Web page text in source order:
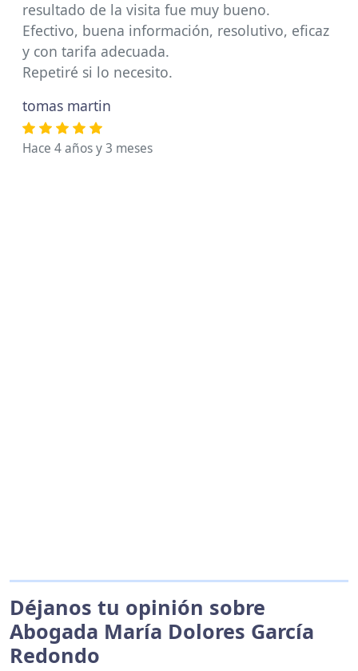
resultado de la visita fue muy bueno.
Efectivo, buena información, resolutivo, eficaz
y con tarifa adecuada.
Repetiré si lo necesito.
tomas martin
Hace 4 años y 3 meses
Déjanos tu opinión sobre
Abogada María Dolores García
Redondo